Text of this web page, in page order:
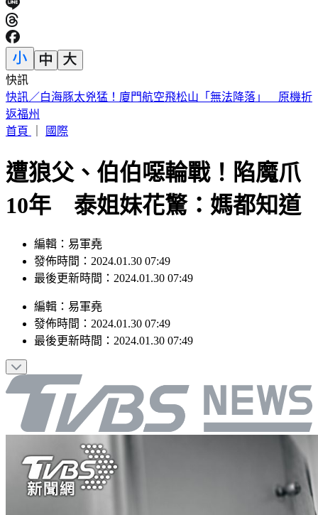
快訊
只領2千「ATM數鈔聲」狂響！網笑：像領幾十萬 內行曝原
因
首頁
國際
遭狼父、伯伯噁輪戰！陷魔爪
10年 泰姐妹花驚：媽都知道
編輯：易軍堯
發佈時間：2024.01.30 07:49
最後更新時間：2024.01.30 07:49
編輯 ： 易軍堯
發佈時間： 2024.01.30 07:49
最後更新時間： 2024.01.30 07:49